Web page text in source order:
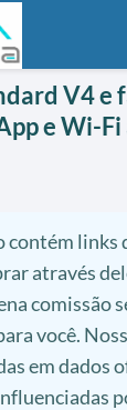
V4 e
e Wi-
contém links
através
comissão
você.
em dados